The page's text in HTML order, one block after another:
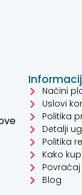
Načini
Uslovi
Politika
Detalji
Politika
Kako
Povraćaj
Blog